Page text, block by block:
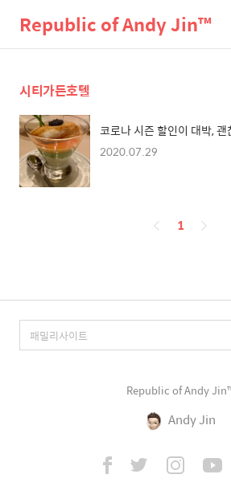
Republic of Andy Jin™
시티가든호텔
코로나 시즌 할인이 대박,
2020.07.29
페
1
Republic of Andy
Andy Jin